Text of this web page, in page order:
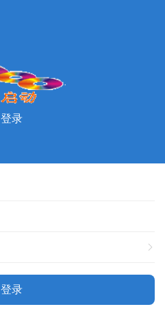
登录
登录